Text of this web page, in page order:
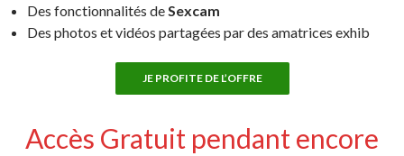
Des fonctionnalités deSexcam
Des photos et vidéos partagées par des amatrices exhib
JE PROFITE DE L’OFFRE
Accès Gratuit pendant encore